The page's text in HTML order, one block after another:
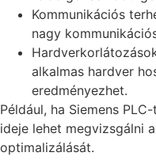
Kommunikációs
nagy
alkalmas hardver
eredményezhet.
Például, ha Siemens
ideje lehet megvizsgálni
optimalizálását.